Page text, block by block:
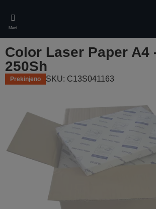
main
content
Meni
Color Laser Paper A4
250Sh
Prekinjeno SKU: C13S041163